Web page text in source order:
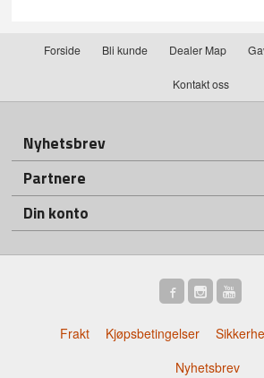
Forside Bli kunde Dealer Map
Kontakt oss
Nyhetsbrev
Partnere
Din konto
Frakt Kjøpsbetingelser
Nyhetsbrev